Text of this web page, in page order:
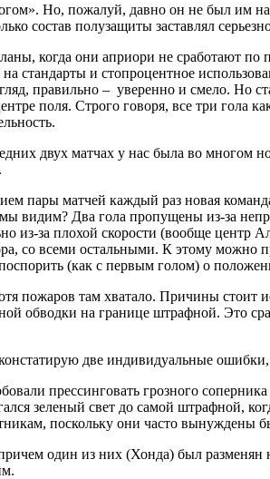
Но, пожалуй, давно он не был им
полузащиты заставлял
когда они априори не сработают по
стандарты и стопроцентное
правильно – уверенно и смело. Но
поля. Строго говоря, все три гола
двух матчах у нас была во
пары матчей каждый раз новая
видим? Два гола пропущены из-за
из-за плохой скорости (вообще
со всеми остальными. К этому
(как с первым голом) о
пожаров там хватало. Причины
обводки на границе штрафной. Это
две индивидуальные
прессинговать грозного
зеленый свет до самой штрафной,
поскольку они часто вынуждены
один из них (Хонда) был